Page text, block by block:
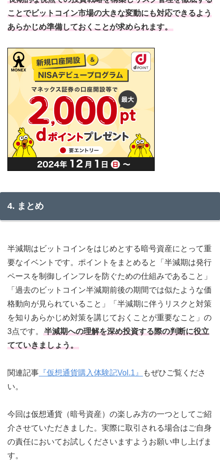
ことでビットコイン市場の大きな変動にも対応できるよう
あらかじめ準備しておくことが求められます。
4. まとめ
半減期はビットコインをはじめとする暗号資産にとって重
要なイベントです。ポイントをまとめると「半減期は発行
ペースを制御しインフレを防ぐための仕組みであること」
「過去のビットコイン半減期前後の期間では似たような価
格動向が見られていること」「半減期に伴うリスクと対策
を知りあらかじめ対策を講じておくことが重要なこと」の
3点です。
半減期への理解を深め投資する際の判断に役立
てていきましょう。
関連記事 『仮想通貨購入体験記Vol.1』
もぜひご覧くださ
い。
今回は仮想通貨（暗号資産）の楽しみ方の一つとしてご紹
介させていただきました。実際に取引される場合はご自身
の責任においてお試しくださいますようお願い申し上げま
す。